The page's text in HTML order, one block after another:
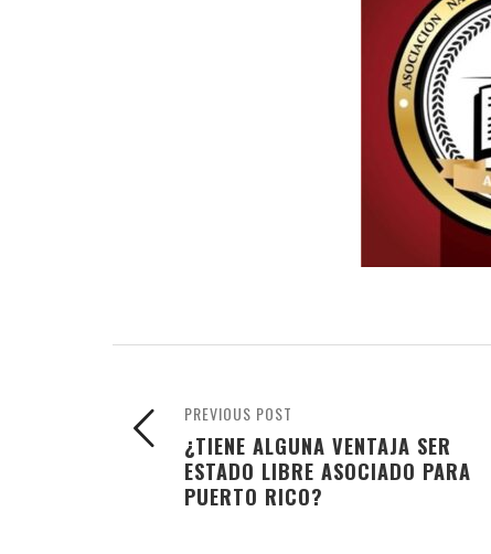
PREVIOUS POST
¿TIENE ALGUNA VENTAJA SER
ESTADO LIBRE ASOCIADO PARA
PUERTO RICO?